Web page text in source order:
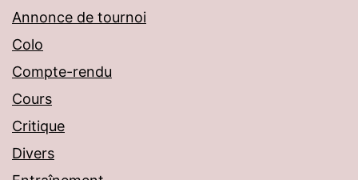
Annonce de tournoi
Colo
Compte-rendu
Cours
Critique
Divers